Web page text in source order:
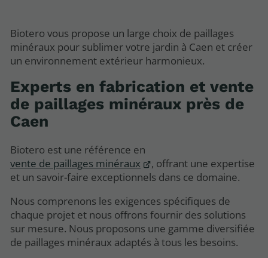
Biotero vous propose un large choix de paillages
minéraux pour sublimer votre jardin à Caen et créer
un environnement extérieur harmonieux.
Experts en fabrication et vente
de paillages minéraux près de
Caen
Biotero est une référence en
vente de paillages minéraux
, offrant une expertise
et un savoir-faire exceptionnels dans ce domaine.
Nous comprenons les exigences spécifiques de
chaque projet et nous offrons fournir des solutions
sur mesure. Nous proposons une gamme diversifiée
de paillages minéraux adaptés à tous les besoins.